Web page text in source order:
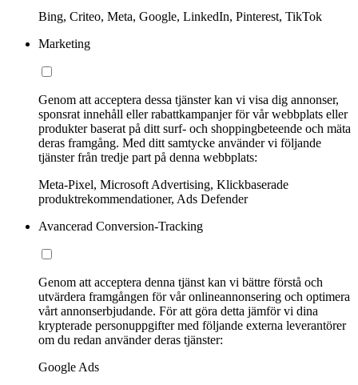
Bing, Criteo, Meta, Google, LinkedIn, Pinterest, TikTok
Marketing
Genom att acceptera dessa tjänster kan vi visa dig annonser,
sponsrat innehåll eller rabattkampanjer för vår webbplats eller
produkter baserat på ditt surf- och shoppingbeteende och mäta
deras framgång. Med ditt samtycke använder vi följande
tjänster från tredje part på denna webbplats:
Meta-Pixel, Microsoft Advertising, Klickbaserade
produktrekommendationer, Ads Defender
Avancerad Conversion-Tracking
Genom att acceptera denna tjänst kan vi bättre förstå och
utvärdera framgången för vår onlineannonsering och optimera
vårt annonserbjudande. För att göra detta jämför vi dina
krypterade personuppgifter med följande externa leverantörer
om du redan använder deras tjänster:
Google Ads